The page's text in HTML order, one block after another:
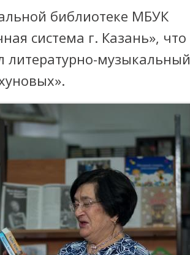
библиотеке МБУК
система г. Казань», что
литературно-музыкальный